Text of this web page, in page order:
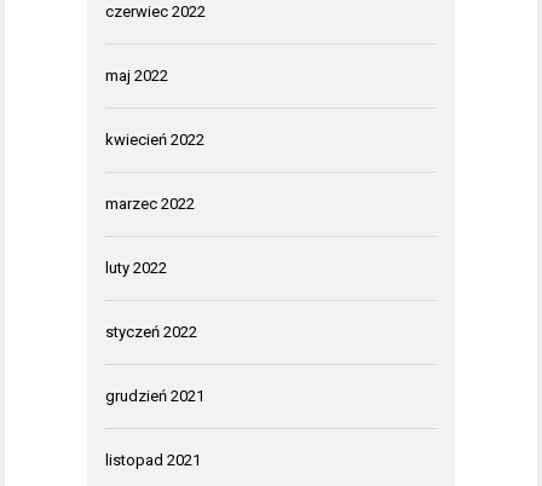
czerwiec 2022
maj 2022
kwiecień 2022
marzec 2022
luty 2022
styczeń 2022
grudzień 2021
listopad 2021